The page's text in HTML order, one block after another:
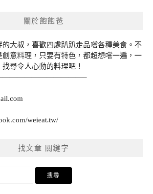
關於飽飽爸
大叔，喜歡四處趴趴走品嚐各種美食。不
意料理，只要有特色，都超想嚐一遍，一
尋令人心動的料理吧！
weieat.tw/
找文章 關鍵字